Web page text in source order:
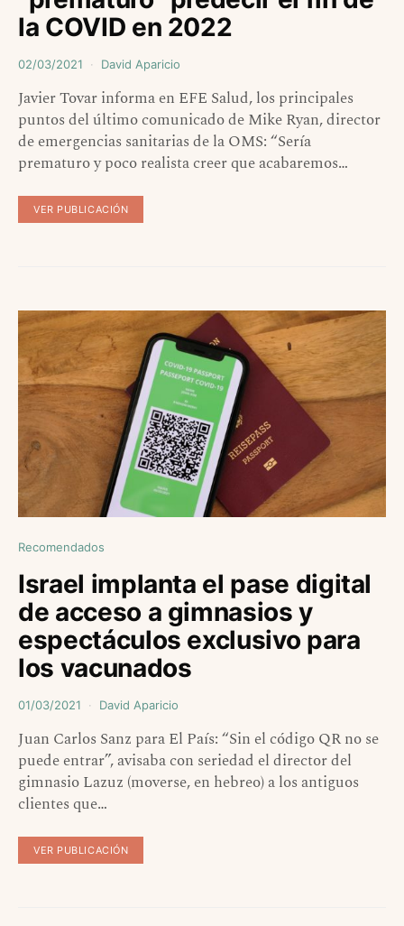
la COVID en 2022
02/03/2021 David Aparicio
Javier Tovar informa en EFE Salud, los principales
puntos del último comunicado de Mike Ryan, director
de emergencias sanitarias de la OMS: “Sería
prematuro y poco realista creer que acabaremos…
VER PUBLICACIÓN
Recomendados
Israel implanta el pase digital
de acceso a gimnasios y
espectáculos exclusivo para
los vacunados
01/03/2021 David Aparicio
Juan Carlos Sanz para El País: “Sin el código QR no se
puede entrar”, avisaba con seriedad el director del
gimnasio Lazuz (moverse, en hebreo) a los antiguos
clientes que…
VER PUBLICACIÓN